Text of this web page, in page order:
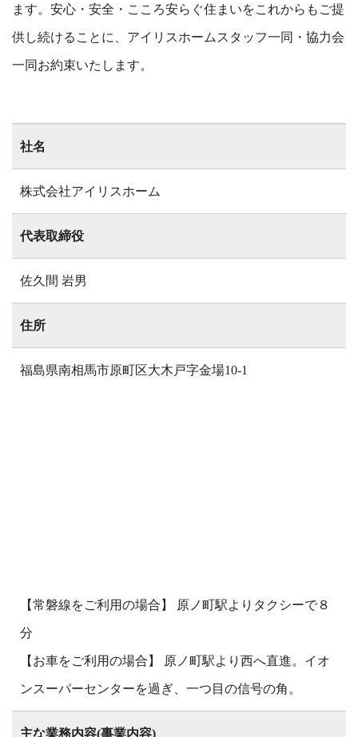
ます。安心・安全・こころ安らぐ住まいをこれからもご提
供し続けることに、アイリスホームスタッフ一同・協力会
一同お約束いたします。
社名
株式会社アイリスホーム
代表取締役
佐久間 岩男
住所
福島県南相馬市原町区大木戸字金場10-1
【常磐線をご利用の場合】 原ノ町駅よりタクシーで８
分
【お車をご利用の場合】 原ノ町駅より西へ直進。イオ
ンスーパーセンターを過ぎ、一つ目の信号の角。
主な業務内容(事業内容)